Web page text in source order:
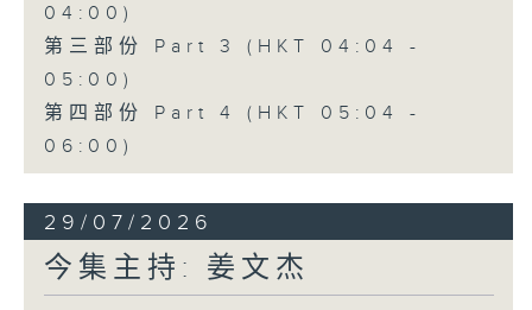
04:00)
第三部份 Part 3 (HKT 04:04 -
05:00)
第四部份 Part 4 (HKT 05:04 -
06:00)
29/07/2026
今集主持: 姜文杰